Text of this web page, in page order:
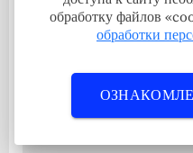
инженер-конструктор ***
обработку файлов
обработки